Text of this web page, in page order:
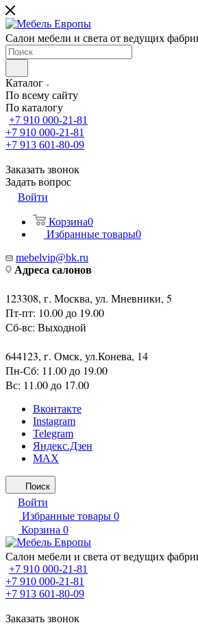
Салон мебели и света от ведущих
Каталог
По всему сайту
По каталогу
+7 910 000-21-81
+7 910 000-21-81
+7 913 601-80-09
Заказать звонок
Задать вопрос
Войти
Корзина0
Избранные товары0
mebelvip@bk.ru
Адреса салонов
123308, г. Москва, ул. Мневники, 5
Пт-пт: 10.00 до 19.00
Сб-вс: Выходной
644123, г. Омск, ул.Конева, 14
Пн-Сб: 11.00 до 19.00
Вс: 11.00 до 17.00
Вконтакте
Instagram
Telegram
Яндекс.Дзен
MAX
Поиск
Войти
Избранные товары 0
Корзина 0
Салон мебели и света от ведущих
+7 910 000-21-81
+7 910 000-21-81
+7 913 601-80-09
Заказать звонок